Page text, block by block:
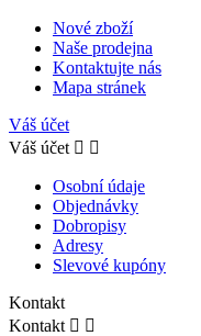
Nové zboží
Naše prodejna
Kontaktujte nás
Mapa stránek
Váš účet
Váš účet  
Osobní údaje
Objednávky
Dobropisy
Adresy
Slevové kupóny
Kontakt
Kontakt  